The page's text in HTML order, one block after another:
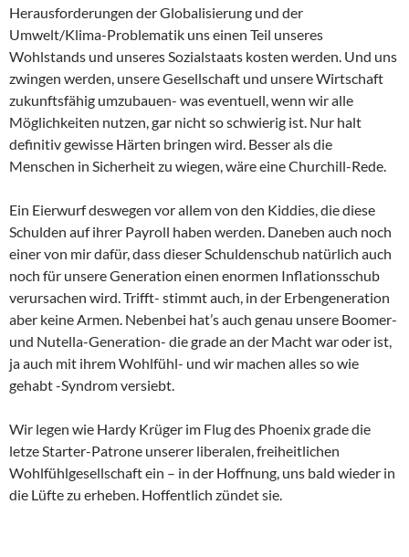
Herausforderungen der Globalisierung und der
Umwelt/Klima-Problematik uns einen Teil unseres
Wohlstands und unseres Sozialstaats kosten werden. Und uns
zwingen werden, unsere Gesellschaft und unsere Wirtschaft
zukunftsfähig umzubauen- was eventuell, wenn wir alle
Möglichkeiten nutzen, gar nicht so schwierig ist. Nur halt
definitiv gewisse Härten bringen wird. Besser als die
Menschen in Sicherheit zu wiegen, wäre eine Churchill-Rede.
Ein Eierwurf deswegen vor allem von den Kiddies, die diese
Schulden auf ihrer Payroll haben werden. Daneben auch noch
einer von mir dafür, dass dieser Schuldenschub natürlich auch
noch für unsere Generation einen enormen Inflationsschub
verursachen wird. Trifft- stimmt auch, in der Erbengeneration
aber keine Armen. Nebenbei hat’s auch genau unsere Boomer-
und Nutella-Generation- die grade an der Macht war oder ist,
ja auch mit ihrem Wohlfühl- und wir machen alles so wie
gehabt -Syndrom versiebt.
Wir legen wie Hardy Krüger im Flug des Phoenix grade die
letze Starter-Patrone unserer liberalen, freiheitlichen
Wohlfühlgesellschaft ein – in der Hoffnung, uns bald wieder in
die Lüfte zu erheben. Hoffentlich zündet sie.